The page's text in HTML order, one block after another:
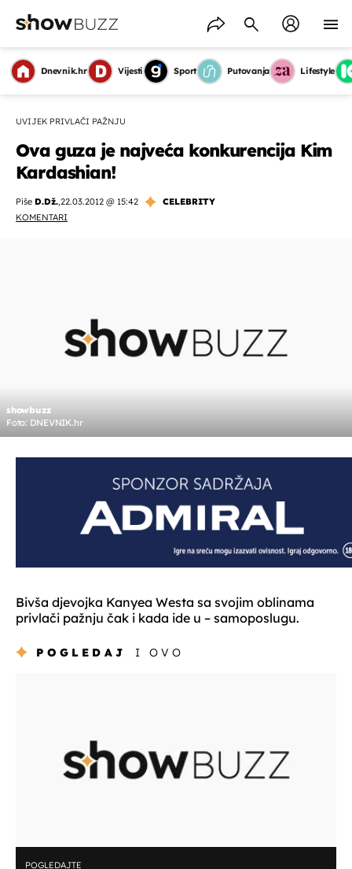
Dnevnik.hr Vijesti Sport Putovanja Lifestyle
UVIJEK PRIVLAČI PAŽNJU
Ova guza je najveća konkurencija Kim
Kardashian!
Piše D.Dž.,22.03.2012 @ 15:42
CELEBRITY
KOMENTARI
showbuzz
Foto: DNEVNIK.hr
Bivša djevojka Kanyea Westa sa svojim oblinama
privlači pažnju čak i kada ide u – samoposlugu.
POGLEDAJ I OVO
POGLEDAJTE